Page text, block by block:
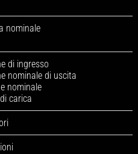
nominale
di ingresso
nominale di uscita
nominale
carica